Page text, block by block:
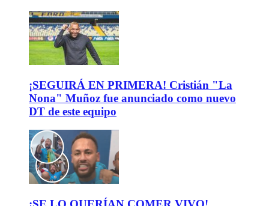
¡SEGUIRÁ EN PRIMERA! Cristián "La
Nona" Muñoz fue anunciado como nuevo
DT de este equipo